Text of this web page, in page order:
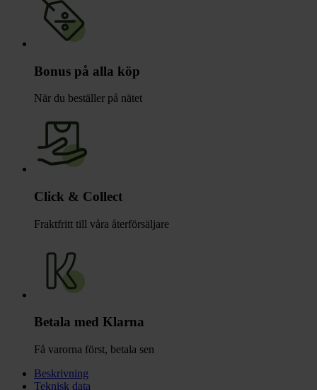
Bonus på alla köp
När du beställer på nätet
Click & Collect
Fraktfritt till våra återförsäljare
Betala med Klarna
Få varorna först, betala sen
Beskrivning
Teknisk data